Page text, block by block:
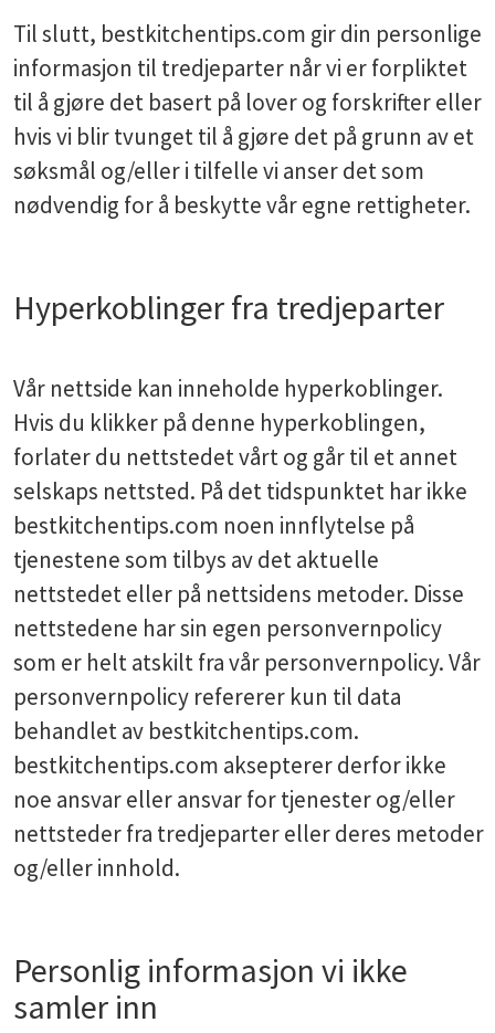
Til slutt, bestkitchentips.com gir din personlige
informasjon til tredjeparter når vi er forpliktet
til å gjøre det basert på lover og forskrifter eller
hvis vi blir tvunget til å gjøre det på grunn av et
søksmål og/eller i tilfelle vi anser det som
nødvendig for å beskytte vår egne rettigheter.
Hyperkoblinger fra tredjeparter
Vår nettside kan inneholde hyperkoblinger.
Hvis du klikker på denne hyperkoblingen,
forlater du nettstedet vårt og går til et annet
selskaps nettsted. På det tidspunktet har ikke
bestkitchentips.com noen innflytelse på
tjenestene som tilbys av det aktuelle
nettstedet eller på nettsidens metoder. Disse
nettstedene har sin egen personvernpolicy
som er helt atskilt fra vår personvernpolicy. Vår
personvernpolicy refererer kun til data
behandlet av bestkitchentips.com.
bestkitchentips.com aksepterer derfor ikke
noe ansvar eller ansvar for tjenester og/eller
nettsteder fra tredjeparter eller deres metoder
og/eller innhold.
Personlig informasjon vi ikke
samler inn